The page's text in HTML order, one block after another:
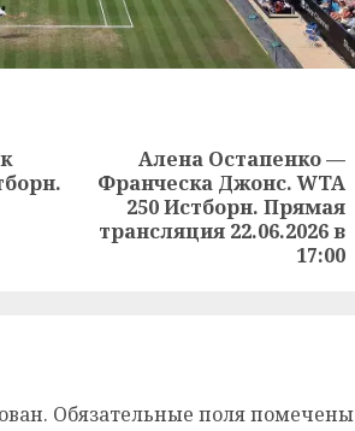
Предыдущая
запись:
Следующая
запись:
Алена Остапенко —
Франческа Джонс. WTA
250 Истборн. Прямая
трансляция 22.06.2026 в
17:00
Обязательные поля помечены